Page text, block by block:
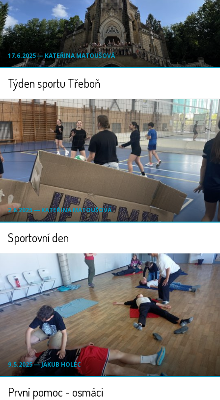
17.6.2025 ― KATEŘINA MATOUŠOVÁ
Týden sportu Třeboň
2.6.2025 ― KATEŘINA MATOUŠOVÁ
Sportovní den
9.5.2025 ― JAKUB HOLEC
První pomoc - osmáci